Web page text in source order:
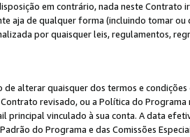
em contrário, nada neste
aja de qualquer forma (incluindo tomar ou
por quaisquer leis, regulamentos,
alterar quaisquer dos termos e
revisado, ou a Política do
principal vinculado à sua conta. A data
do Programa e das Comissões